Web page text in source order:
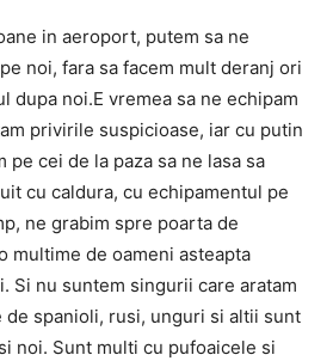
in aeroport, putem sa ne
noi, fara sa facem mult deranj ori
dupa noi.E vremea sa ne echipam
privirile suspicioase, iar cu putin
pe cei de la paza sa ne lasa sa
cu caldura, cu echipamentul pe
ne grabim spre poarta de
multime de oameni asteapta
Si nu suntem singurii care aratam
de spanioli, rusi, unguri si altii sunt
noi. Sunt multi cu pufoaicele si